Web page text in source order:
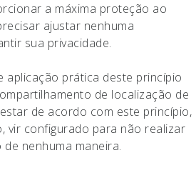
a máxima proteção ao
ajustar nenhuma
sua privacidade.
aplicação prática deste princípio
de localização de
de acordo com este princípio,
vir configurado para não realizar
nenhuma maneira.